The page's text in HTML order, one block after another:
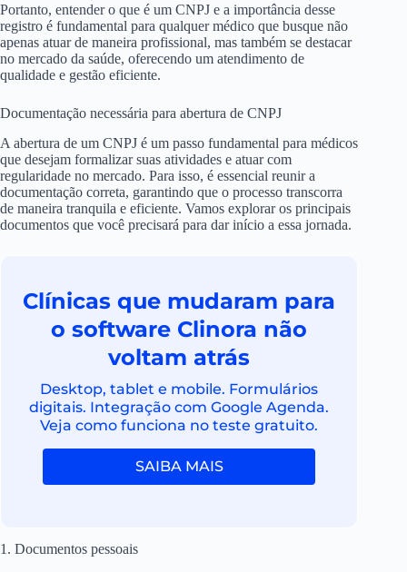
Portanto, entender o que é um CNPJ e a importância desse
registro é fundamental para qualquer médico que busque não
apenas atuar de maneira profissional, mas também se destacar
no mercado da saúde, oferecendo um atendimento de
qualidade e gestão eficiente.
Documentação necessária para abertura de CNPJ
A abertura de um CNPJ é um passo fundamental para médicos
que desejam formalizar suas atividades e atuar com
regularidade no mercado. Para isso, é essencial reunir a
documentação correta, garantindo que o processo transcorra
de maneira tranquila e eficiente. Vamos explorar os principais
documentos que você precisará para dar início a essa jornada.
Clínicas que mudaram para
o software Clinora não
voltam atrás
Desktop, tablet e mobile. Formulários
digitais. Integração com Google Agenda.
Veja como funciona no teste gratuito.
SAIBA MAIS
1. Documentos pessoais